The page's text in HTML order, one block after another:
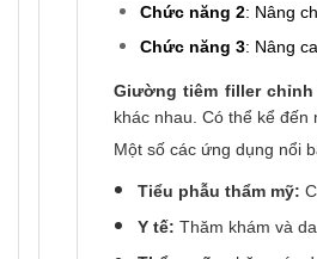
Chức năng 2: Nâng
Chức năng 3: Nâng
Giường tiêm filler chỉnh
khác nhau. Có thể kể
Một số các ứng dụng nổi
Tiểu phẫu thẩm mỹ:
Y tế: Thăm khám và